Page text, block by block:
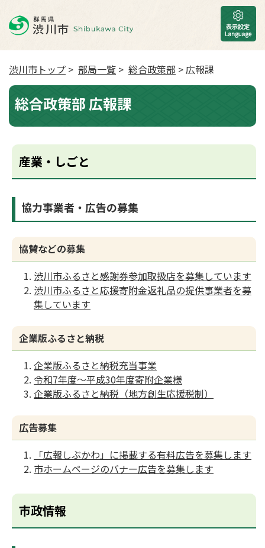
渋川市トップ > 部局一覧 > 総合政策部 > 広報課
総合政策部 広報課
産業・しごと
協力事業者・広告の募集
協賛などの募集
渋川市ふるさと感謝券参加取扱店を募集しています
渋川市ふるさと応援寄附金返礼品の提供事業者を募
集しています
企業版ふるさと納税
企業版ふるさと納税充当事業
令和7年度～平成30年度寄附企業様
企業版ふるさと納税（地方創生応援税制）
広告募集
「広報しぶかわ」に掲載する有料広告を募集します
市ホームページのバナー広告を募集します
市政情報